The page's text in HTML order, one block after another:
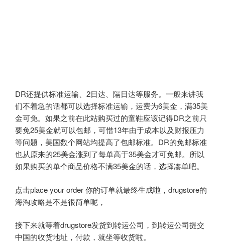
DR还提供标准运输、2日达、隔日达等服务。一般来讲我
们不着急的话都可以选择标准运输，运费为6美金，满35美
金可免。如果之前在此站购买过的童鞋应该记得DR之前只
要免25美金就可以包邮，可惜13年由于成本以及财报压力
等问题，美国数个网站均提高了包邮标准。DR的免邮标准
也从原来的25美金涨到了每单高于35美金才可免邮。所以
如果购买的单个商品价格不满35美金的话，选择凑单吧。
点击place your order 你的订单就最终生成啦，drugstore的
海淘攻略是不是很简单呢，
接下来就等着drugstore发货到转运公司，到转运公司提交
中国的收货地址，付款，就坐等收货啦。